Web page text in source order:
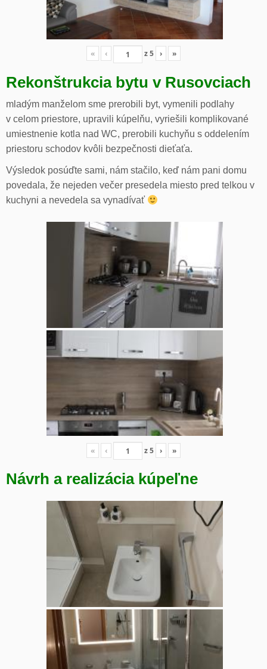
« ‹ z5 › »
Rekonštrukcia bytu v Rusovciach
mladým manželom sme prerobili byt, vymenili podlahy
v celom priestore, upravili kúpelňu, vyriešili komplikované
umiestnenie kotla nad WC, prerobili kuchyňu s oddelením
priestoru schodov kvôli bezpečnosti dieťaťa.
Výsledok posúďte sami, nám stačilo, keď nám pani domu
povedala, že nejeden večer presedela miesto pred telkou v
kuchyni a nevedela sa vynadívať
« ‹ z5 › »
Návrh a realizácia kúpeľne